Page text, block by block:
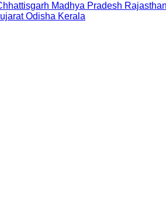
Madhya Pradesh Rajasthan
Odisha Kerala